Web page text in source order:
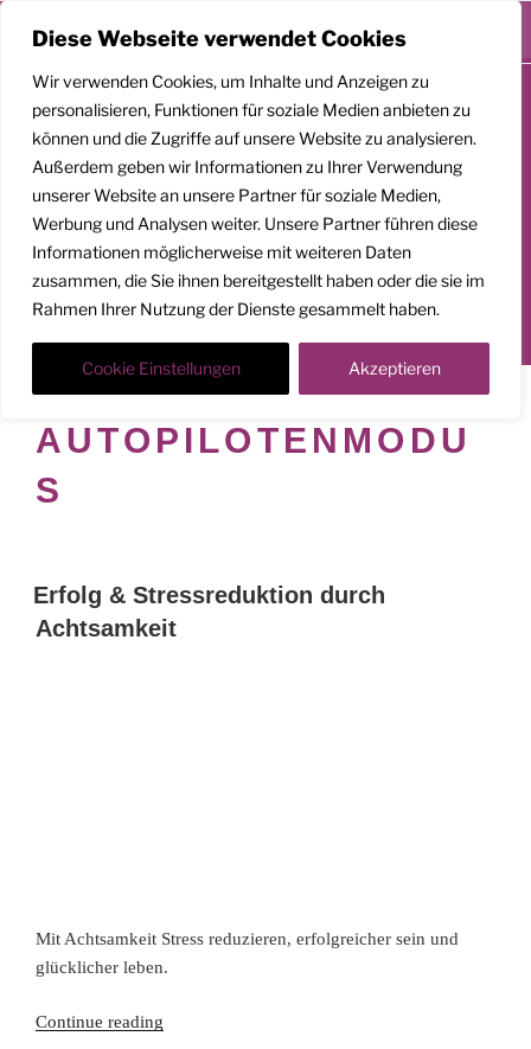
Diese Webseite verwendet Cookies
Wir verwenden Cookies, um Inhalte und Anzeigen zu
personalisieren, Funktionen für soziale Medien anbieten zu
können und die Zugriffe auf unsere Website zu analysieren.
Außerdem geben wir Informationen zu Ihrer Verwendung
unserer Website an unsere Partner für soziale Medien,
Werbung und Analysen weiter. Unsere Partner führen diese
Informationen möglicherweise mit weiteren Daten
zusammen, die Sie ihnen bereitgestellt haben oder die sie im
Rahmen Ihrer Nutzung der Dienste gesammelt haben.
Cookie Einstellungen Akzeptieren
Zum
springen
GEMEINSAM
AUFSTEIGEN
Klarheit. Präsenz. Befreiung.
Transformationscoach | Architekt der Befreiung
Menü
SCHLAGWORT:
AUTOPILOTENMODU
S
Erfolg & Stressreduktion durch
Achtsamkeit
Mit Achtsamkeit Stress reduzieren, erfolgreicher sein und
glücklicher leben.
Continue reading